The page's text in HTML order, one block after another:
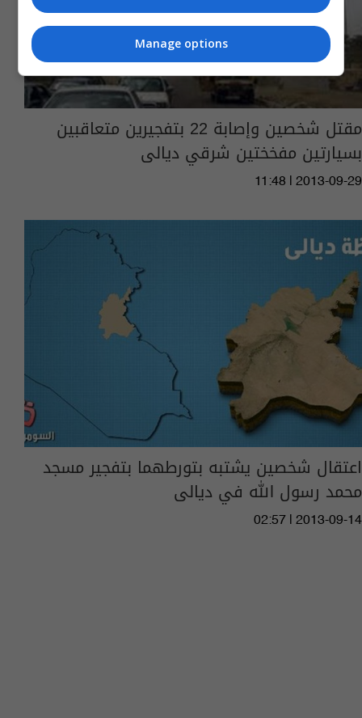
مقتل شخصين وإصابة 22 بتفجيرين متعاقبين
بسيارتين مفخختين شرقي ديالى
11:48 | 2013-09-29
اعتقال شخصين يشتبه بتورطهما بتفجير مسجد
محمد رسول الله في ديالى
02:57 | 2013-09-14
Manage options